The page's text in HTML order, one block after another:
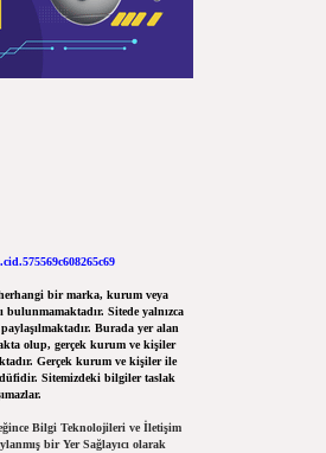
bir marka, kurum veya
bulunmamaktadır. Sitede yalnızca
Burada yer alan
olup, gerçek kurum ve kişiler
Gerçek kurum ve kişiler ile
Sitemizdeki bilgiler taslak
Bilgi Teknolojileri ve İletişim
bir Yer Sağlayıcı olarak